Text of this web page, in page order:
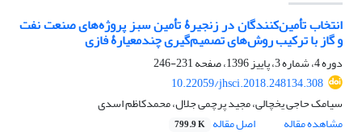
انتخاب تأمین‌کنندگان در زنجیرۀ تأمین سبز پروژه‌های صنعت نفت
و گاز با ترکیب روش‌های تصمیم‌گیری چندمعیارۀ فازی
دوره 4، شماره 3، پاییز 1396، صفحه
231-246
10.22059/jhsci.2018.248134.308
سیامک حاجی یخچالی، مجید پرچمی جلال، محمدکاظم اسدی
مشاهده مقاله
اصل مقاله 799.9 K